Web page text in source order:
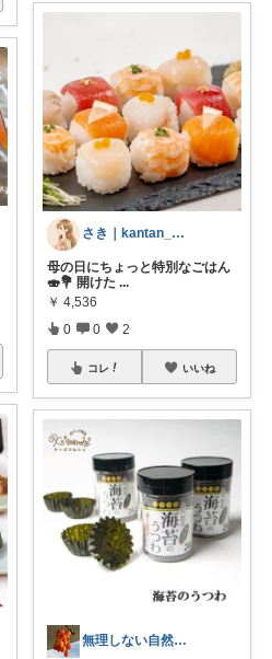
さき｜kantan_eiyo_saki
母の日にちょっと特別なごはん
🍣💐 開けた ...
￥ 4,536
0 0 2
コレ いいね
無理しない自然派＠まり